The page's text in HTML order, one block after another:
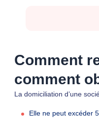
Comment
comment
La domiciliation d’une
Elle ne peut excéder